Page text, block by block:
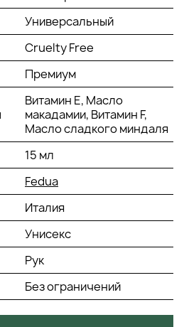
синтез коллагена,
замедляет
дряблости кожи,
влаги в коже, придает
пластину, кутикулу и
до полного впитывания.
Универсальный
Cruelty Free
Премиум
Витамин Е, Масло
макадамии, Витамин F,
Масло сладкого миндаля
15 мл
Fedua
Италия
Унисекс
Рук
Без ограничений